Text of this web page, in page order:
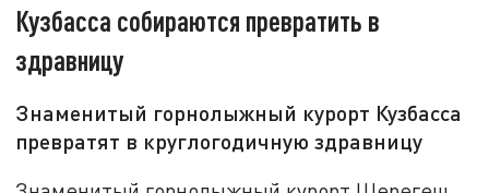
Кузбасса собираются превратить в
здравницу
Знаменитый горнолыжный курорт Кузбасса
превратят в круглогодичную здравницу